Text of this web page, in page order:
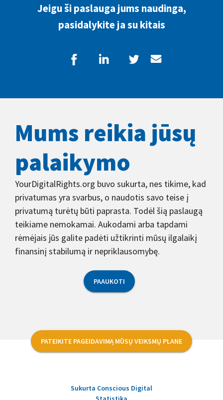
Jeigu ši paslauga jums naudinga,
pasidalykite ja su kitais
Mums reikia jūsų
palaikymo
YourDigitalRights.org buvo sukurta, nes tikime, kad
privatumas yra svarbus, o naudotis savo teise į
privatumą turėtų būti paprasta. Todėl šią paslaugą
teikiame nemokamai. Aukodami arba tapdami
rėmėjais jūs galite padėti užtikrinti mūsų ilgalaikį
finansinį stabilumą ir nepriklausomybę.
PAAUKOTI
PATEIKITE PAGEIDAVIMĄ MŪSŲ VEIKSMŲ PLANE
Sukurta Conscious Digital